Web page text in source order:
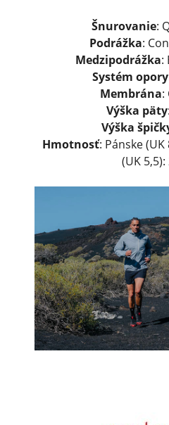
Šnurovanie:
Podrážka:
Medzipodrážka:
Systém opory
Membrána:
Výška päty
Výška
Hmotnosť: Pánske
(UK